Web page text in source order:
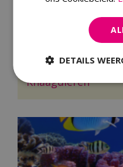
Knaagdieren
DETAILS